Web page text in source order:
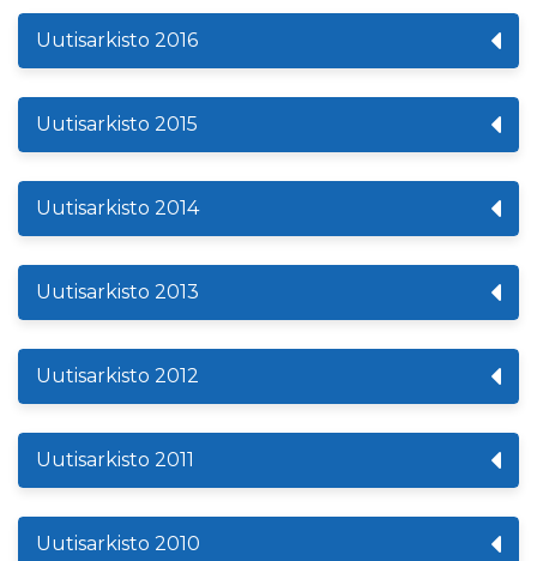
Uutisarkisto 2016
Uutisarkisto 2015
Uutisarkisto 2014
Uutisarkisto 2013
Uutisarkisto 2012
Uutisarkisto 2011
Uutisarkisto 2010